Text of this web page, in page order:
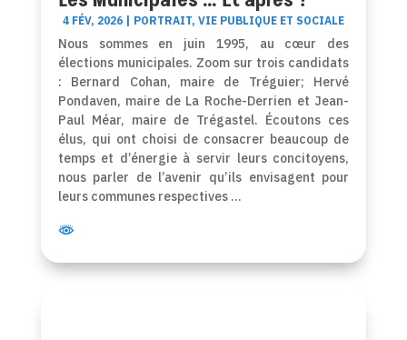
4 FÉV, 2026| PORTRAIT, VIE PUBLIQUE ET SOCIALE
Nous sommes en juin 1995, au cœur des
élections municipales. Zoom sur trois candidats
: Bernard Cohan, maire de Tréguier; Hervé
Pondaven, maire de La Roche-Derrien et Jean-
Paul Méar, maire de Trégastel. Écoutons ces
élus, qui ont choisi de consacrer beaucoup de
temps et d’énergie à servir leurs concitoyens,
nous parler de l’avenir qu’ils envisagent pour
leurs communes respectives …